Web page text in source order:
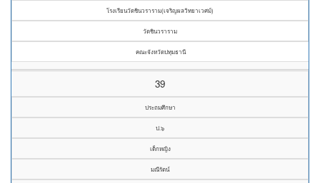
โรงเรียนวัดชินวราราม(เจริญผลวิทยาเวศม์)
วัดชินวราราม
คณะจังหวัดปทุมธานี
39
ประถมศึกษา
ป.๖
เด็กหญิง
มณีรัตน์